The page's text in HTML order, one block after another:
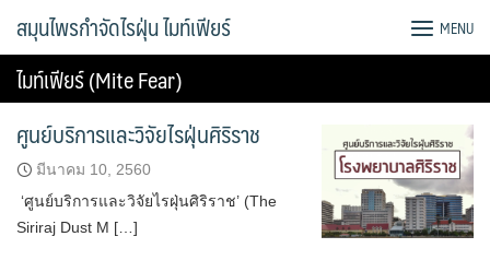
สมุนไพรกำจัดไรฝุ่น ไมท์เฟียร์ MENU
ไมท์เฟียร์ (Mite Fear)
ศูนย์บริการและวิจัยไรฝุ่นศิริราช
มีนาคม 10, 2560
‘ศูนย์บริการและวิจัยไรฝุ่นศิริราช’ (The
Siriraj Dust M […]